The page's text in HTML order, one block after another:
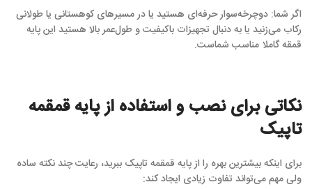
اگر شما: دوچرخه‌سوار حرفه‌ای هستید یا در مسیرهای کوهستانی یا طولانی
رکاب می‌زنید یا به دنبال تجهیزات باکیفیت و طول‌عمر بالا هستید این پایه
قمقه گاملا مناسب شماست.
نکاتی برای نصب و استفاده از پایه قمقمه
تاپیک
برای اینکه بیشترین بهره را از پایه قمقمه تاپیک ببرید، رعایت چند نکته ساده
ولی مهم می‌تواند تفاوت زیادی ایجاد کند: